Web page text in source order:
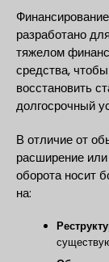
разработано
тяжелом
средства,
восстановить
долгосрочный
В отличие от
расширение
оборота носит
на: